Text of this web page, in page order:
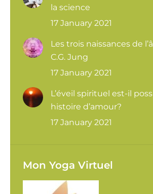
la science
17 January 2021
Les trois naissances de
C.G. Jung
17 January 2021
L’éveil spirituel est-il
histoire d’amour?
17 January 2021
Mon Yoga Virtuel